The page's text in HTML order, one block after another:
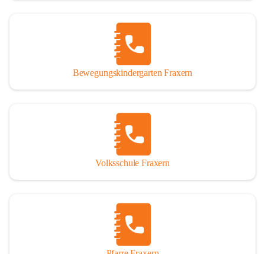
Bewegungskindergarten Fraxern
Volksschule Fraxern